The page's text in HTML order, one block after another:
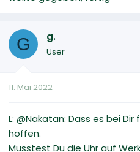
G g.
User
11. Mai 2022
L: @Nakatan: Dass es bei
hoffen.
Musstest Du die Uhr auf